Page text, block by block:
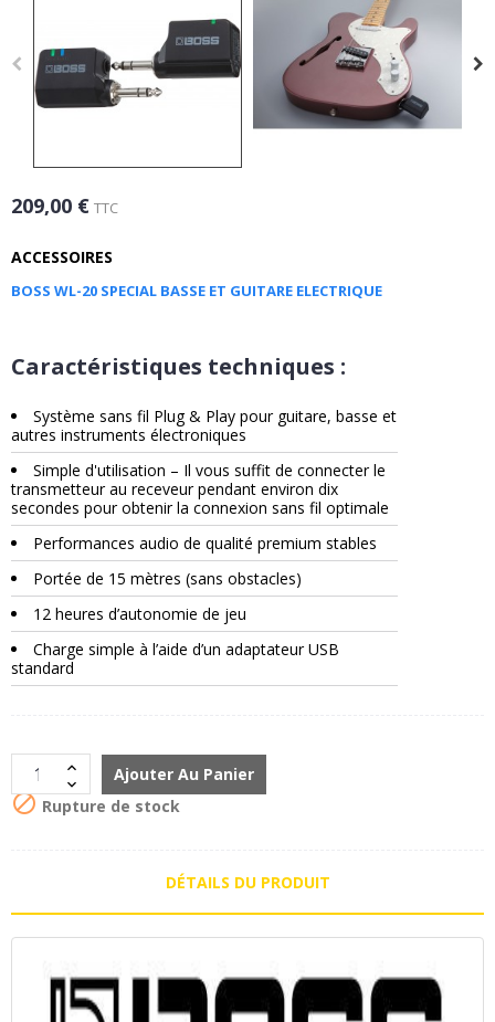
209,00 € TTC
ACCESSOIRES
BOSS WL-20 SPECIAL BASSE ET GUITARE ELECTRIQUE
Caractéristiques techniques :
Système sans fil Plug & Play pour guitare, basse et
autres instruments électroniques
Simple d'utilisation – Il vous suffit de connecter le
transmetteur au receveur pendant environ dix
secondes pour obtenir la connexion sans fil optimale
Performances audio de qualité premium stables
Portée de 15 mètres (sans obstacles)
12 heures d’autonomie de jeu
Charge simple à l’aide d’un adaptateur USB
standard
Ajouter Au Panier
 Rupture de stock
DÉTAILS DU PRODUIT